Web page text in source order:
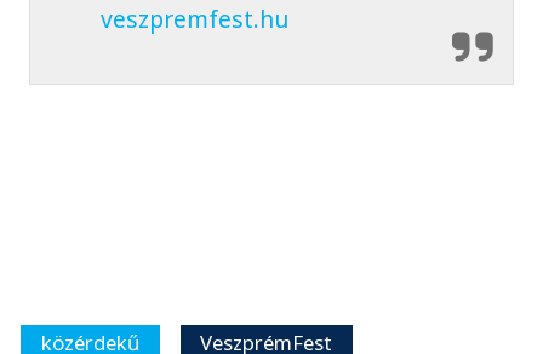
veszpremfest.hu
közérdekű VeszprémFest